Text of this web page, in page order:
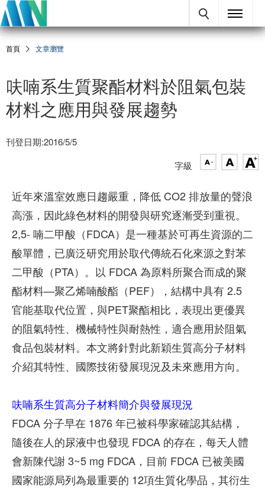
首頁 文章瀏覽
呋喃系生質聚酯材料於阻氣包裝
材料之應用與發展趨勢
刊登日期:2016/5/5
字級
近年來溫室效應日趨嚴重，降低 CO2 排放量的聲浪
高漲，因此綠色材料的開發與研究逐漸受到重視。
2,5- 喃二甲酸（FDCA）是一種基於可再生資源的二
酸單體，已廣泛研究用於取代傳統石化來源之對苯
二甲酸（PTA）。以 FDCA 為原料所聚合而成的聚
酯材料—聚乙烯喃酸酯（PEF），結構中具有 2.5
官能基取代位置，與PET聚酯相比，表現出更優異
的阻氣特性、機械特性與耐熱性，適合應用於阻氣
食品包裝材料。本文將針對此新穎生質高分子材料
介紹其特性、國際技術發展現況及未來應用方向。
呋喃系生質高分子材料簡介與發展現況
FDCA 分子早在 1876 年已被科學家確認其結構，
隨後在人的尿液中也發現 FDCA 的存在，每天人體
會新陳代謝 3~5 mg FDCA，目前 FDCA 已被美國
國家能源局列為最重要的 12項生質化學品，其衍生